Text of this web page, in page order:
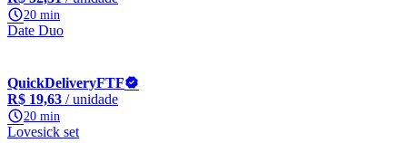
20 min
Date Duo
QuickDeliveryFTF
R$ 19,63 / unidade
20 min
Lovesick set